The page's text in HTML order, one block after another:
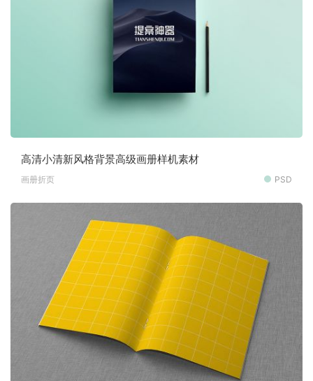
高清小清新风格背景高级画册样机素材
画册折页 PSD